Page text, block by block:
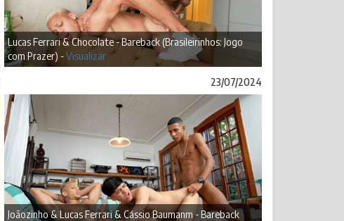
Lucas Ferrari & Chocolate - Bareback (Brasileirinhos: Jogo
com Prazer) -Visualizar
23/07/2024
Joãozinho & Lucas Ferrari & Cássio Baumanm - Bareback